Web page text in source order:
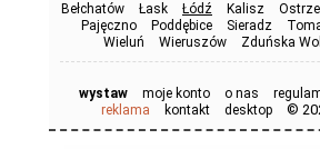
Bełchatów Łask Łódź Kalisz
Pajęczno
Poddębice Sieradz
Wieluń
Wieruszów Zduńska
wystaw moje konto o nas
reklama
kontakt desktop ©